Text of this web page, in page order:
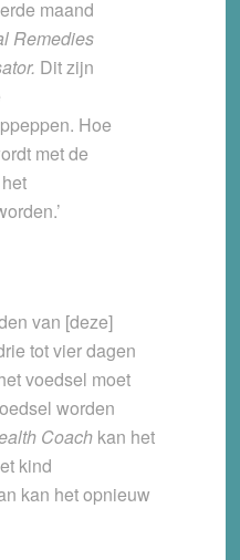
maand
Remedies
Dit zijn
Hoe
met de
van [deze]
tot vier dagen
voedsel moet
worden
Coachkan het
kind
kan het opnieuw